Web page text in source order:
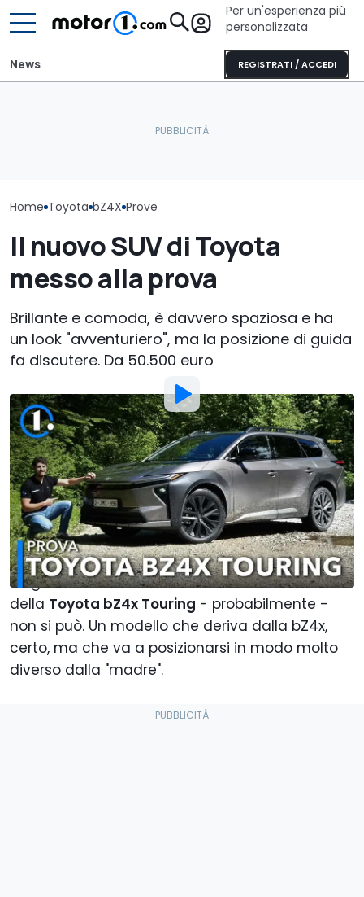
Per un'esperienza più
personalizzata
REGISTRATI / ACCEDI
News
Home Toyota bZ4X Prove
Il nuovo SUV di Toyota
messo alla prova
Brillante e comoda, è davvero spaziosa e ha
un look "avventuriero", ma la posizione di guida
fa discutere. Da 50.500 euro
Foto di:Motor1 Italy
Di:Alberto Carmone
19 Magalle09:30
Aggiungi Motor1.com alle
fonti preferite su Google
Ha uno scatto da sportiva, ma ha forme da
wagon ed è rialzata come un SUV. Più crossover
della Toyota bZ4x Touring - probabilmente -
non si può. Un modello che deriva dalla bZ4x,
certo, ma che va a posizionarsi in modo molto
diverso dalla "madre".